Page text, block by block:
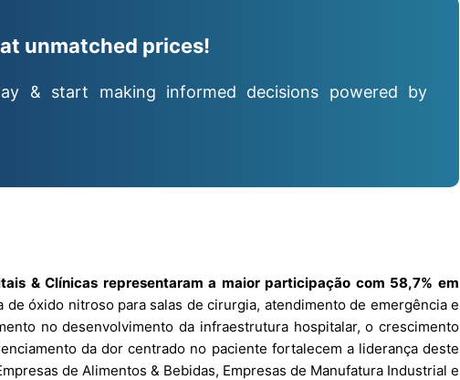
unmatched prices!
& start making informed decisions powered by
& Clínicas representaram a maior participação com 58,7% em
óxido nitroso para salas de cirurgia, atendimento de emergência e
no desenvolvimento da infraestrutura hospitalar, o crescimento
da dor centrado no paciente fortalecem a liderança deste
de Alimentos & Bebidas, Empresas de Manufatura Industrial e